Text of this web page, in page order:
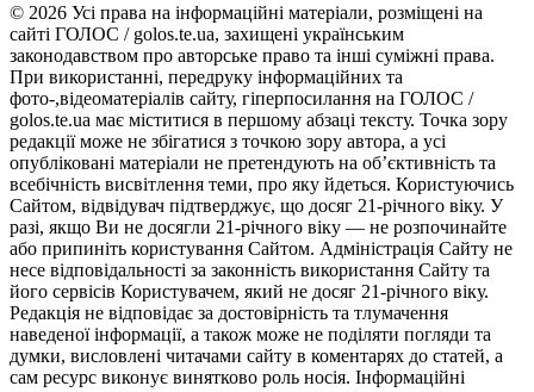
© 2026 Усі права на інформаційні матеріали, розміщені на
сайті ГОЛОС / golos.te.ua, захищені українським
законодавством про авторське право та інші суміжні права.
При використанні, передруку інформаційних та
фото-,відеоматеріалів сайту, гіперпосилання на ГОЛОС /
golos.te.ua має міститися в першому абзаці тексту. Точка зору
редакції може не збігатися з точкою зору автора, а усі
опубліковані матеріали не претендують на об’єктивність та
всебічність висвітлення теми, про яку йдеться. Користуючись
Сайтом, відвідувач підтверджує, що досяг 21-річного віку. У
разі, якщо Ви не досягли 21-річного віку — не розпочинайте
або припиніть користування Сайтом. Адміністрація Сайту не
несе відповідальності за законність використання Сайту та
його сервісів Користувачем, який не досяг 21-річного віку.
Редакція не відповідає за достовірність та тлумачення
наведеної інформації, а також може не поділяти погляди та
думки, висловлені читачами сайту в коментарях до статей, а
сам ресурс виконує винятково роль носія. Інформаційні